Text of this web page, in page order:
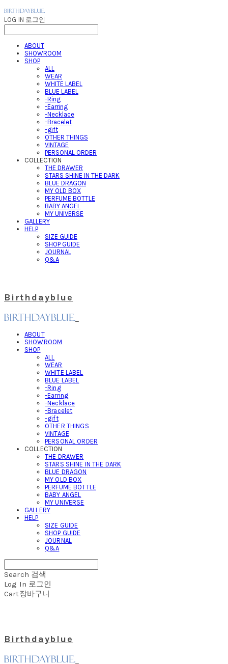
LOG IN 로그인
ABOUT
SHOWROOM
SHOP
ALL
WEAR
WHITE LABEL
BLUE LABEL
-Ring
-Earring
-Necklace
-Bracelet
-gift
OTHER THINGS
VINTAGE
PERSONAL ORDER
COLLECTION
THE DRAWER
STARS SHINE IN THE DARK
BLUE DRAGON
MY OLD BOX
PERFUME BOTTLE
BABY ANGEL
MY UNIVERSE
GALLERY
HELP
SIZE GUIDE
SHOP GUIDE
JOURNAL
Q&A
Birthdayblue
ABOUT
SHOWROOM
SHOP
ALL
WEAR
WHITE LABEL
BLUE LABEL
-Ring
-Earring
-Necklace
-Bracelet
-gift
OTHER THINGS
VINTAGE
PERSONAL ORDER
COLLECTION
THE DRAWER
STARS SHINE IN THE DARK
BLUE DRAGON
MY OLD BOX
PERFUME BOTTLE
BABY ANGEL
MY UNIVERSE
GALLERY
HELP
SIZE GUIDE
SHOP GUIDE
JOURNAL
Q&A
Search 검색
Log In 로그인
Cart장바구니
Birthdayblue